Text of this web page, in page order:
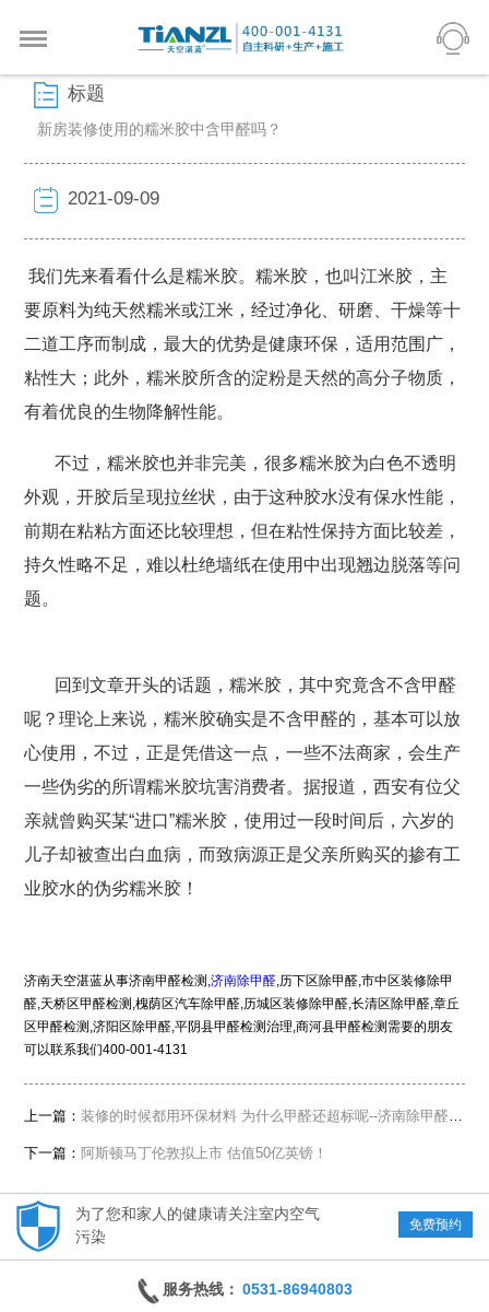
标题
新房装修使用的糯米胶中含甲醛吗？
2021-09-09
我们先来看看什么是糯米胶。糯米胶，也叫江米胶，主
要原料为纯天然糯米或江米，经过净化、研磨、干燥等十
二道工序而制成，最大的优势是健康环保，适用范围广，
粘性大；此外，糯米胶所含的淀粉是天然的高分子物质，
有着优良的生物降解性能。
不过，糯米胶也并非完美，很多糯米胶为白色不透明
外观，开胶后呈现拉丝状，由于这种胶水没有保水性能，
前期在粘粘方面还比较理想，但在粘性保持方面比较差，
持久性略不足，难以杜绝墙纸在使用中出现翘边脱落等问
题。
回到文章开头的话题，糯米胶，其中究竟含不含甲醛
呢？理论上来说，糯米胶确实是不含甲醛的，基本可以放
心使用，不过，正是凭借这一点，一些不法商家，会生产
一些伪劣的所谓糯米胶坑害消费者。据报道，西安有位父
亲就曾购买某“进口”糯米胶，使用过一段时间后，六岁的
儿子却被查出白血病，而致病源正是父亲所购买的掺有工
业胶水的伪劣糯米胶！
济南天空湛蓝从事济南甲醛检测,济南除甲醛,历下区除甲醛,市中区装修除甲
醛,天桥区甲醛检测,槐荫区汽车除甲醛,历城区装修除甲醛,长清区除甲醛,章丘
区甲醛检测,济阳区除甲醛,平阴县甲醛检测治理,商河县甲醛检测需要的朋友
可以联系我们400-001-4131
上一篇：装修的时候都用环保材料 为什么甲醛还超标呢--济南除甲醛公司
下一篇： 阿斯顿马丁伦敦拟上市 估值50亿英镑！
为了您和家人的健康请关注室内空气
污染
免费预约
服务热线： 0531-86940803